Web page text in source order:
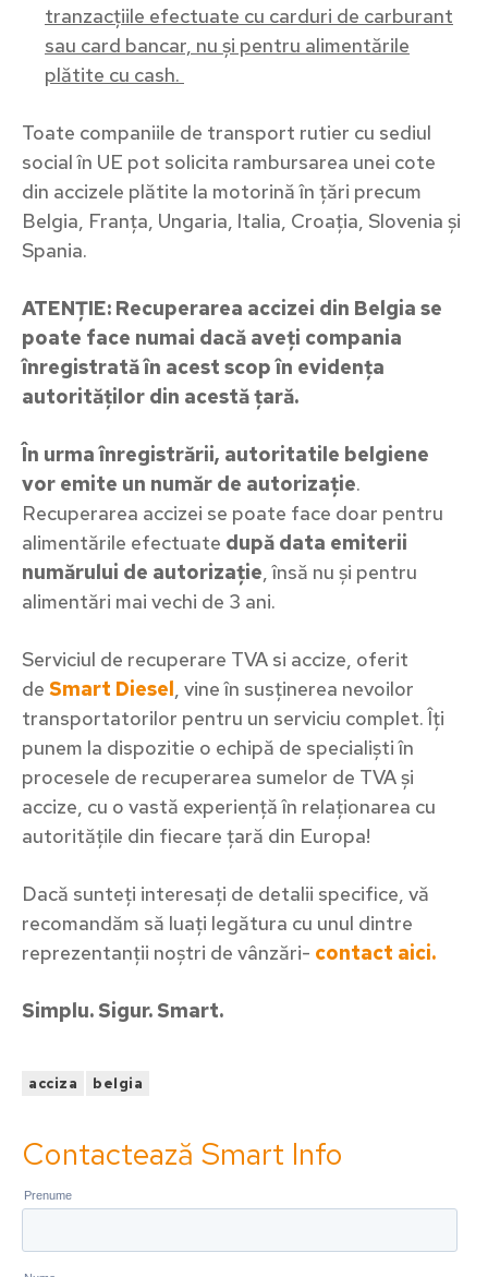
tranzacțiile efectuate cu carduri de carburant
sau card bancar, nu și pentru alimentările
plătite cu cash.
Toate companiile de transport rutier cu sediul
social în UE pot solicita rambursarea unei cote
din accizele plătite la motorină în țări precum
Belgia, Franța, Ungaria, Italia, Croația, Slovenia și
Spania.
ATENȚIE: Recuperarea accizei din Belgia se
poate face numai dacă aveți compania
înregistrată în acest scop în evidența
autorităților din acestă țară.
În urma înregistrării, autoritatile belgiene
vor emite un număr de autorizație.
Recuperarea accizei se poate face doar pentru
alimentările efectuate după data emiterii
numărului de autorizație, însă nu și pentru
alimentări mai vechi de 3 ani.
Serviciul de recuperare TVA si accize, oferit
de Smart Diesel, vine în susținerea nevoilor
transportatorilor pentru un serviciu complet. Îți
punem la dispozitie o echipă de specialiști în
procesele de recuperarea sumelor de TVA și
accize, cu o vastă experiență în relaționarea cu
autoritățile din fiecare țară din Europa!
Dacă sunteți interesați de detalii specifice, vă
recomandăm să luați legătura cu unul dintre
reprezentanții noștri de vânzări- contact aici.
Simplu. Sigur. Smart.
acciza belgia
Contactează Smart Info